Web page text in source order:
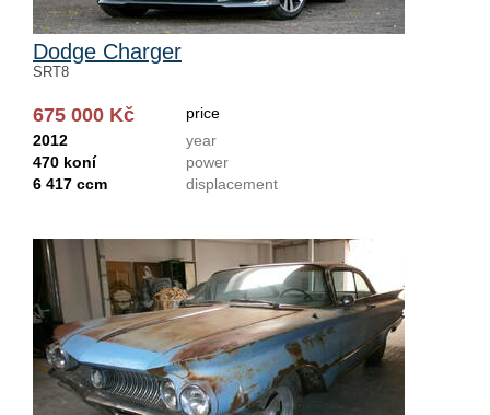
Dodge Charger
SRT8
675 000 Kč
price
2012
year
470 koní
power
6 417 ccm
displacement